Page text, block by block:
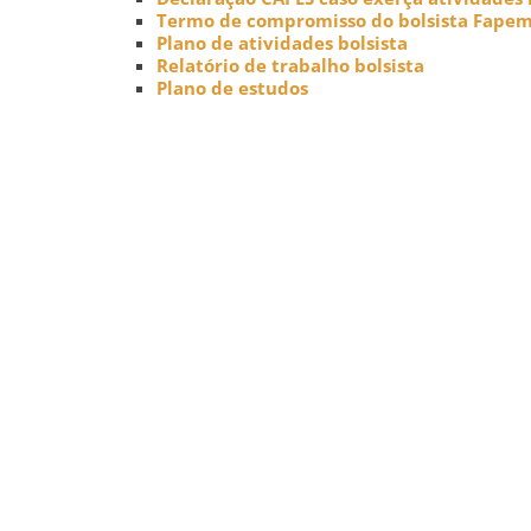
Termo de compromisso do bolsista
Plano de atividades bolsista
Relatório de trabalho bolsista
Plano de estudos